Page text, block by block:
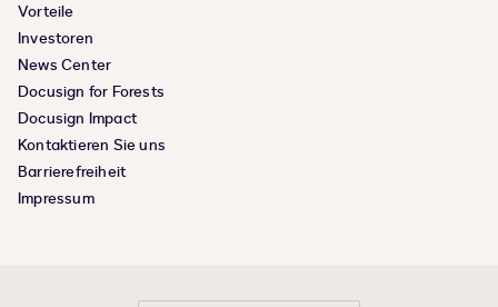
Vorteile
Investoren
News Center
Docusign for Forests
Docusign Impact
Kontaktieren Sie uns
Barrierefreiheit
Impressum